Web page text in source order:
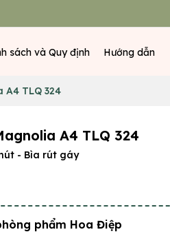
sách và Quy định Hướng dẫn
TLQ 324
A4 TLQ 324
- Bìa rút gáy
phẩm Hoa Điệp